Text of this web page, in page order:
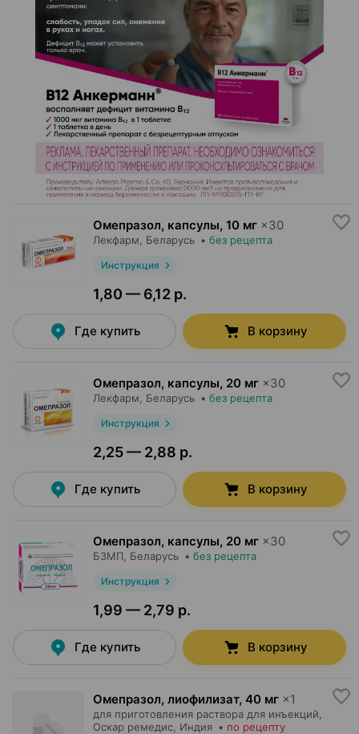
Омепразол, капсулы, 10 мг ×30
Лекфарм , Беларусь • без рецепта
Инструкция
1,80 — 6,12 р.
Где купить В корзину
Омепразол, капсулы, 20 мг ×30
Лекфарм , Беларусь • без рецепта
Инструкция
2,25 — 2,88 р.
Где купить В корзину
Омепразол, капсулы, 20 мг ×30
БЗМП , Беларусь • без рецепта
Инструкция
1,99 — 2,79 р.
Где купить В корзину
Омепразол, лиофилизат, 40 мг ×1
для приготовления раствора для инъекций,
Оскар ремедис , Индия • по рецепту